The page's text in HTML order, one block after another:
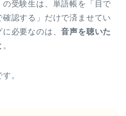
の受験生は、単語帳を「目で
認する」だけで済ませてい
に必要なのは、音声を聴いた
。
。